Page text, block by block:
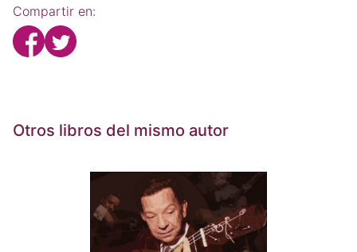
Compartir en:
Otros libros del mismo autor